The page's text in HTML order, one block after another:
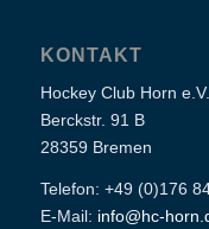
KONTAKT
Hockey Club Horn e.V.
Berckstr. 91 B
28359 Bremen
Telefon: +49 (0)176
E-Mail: info@hc-